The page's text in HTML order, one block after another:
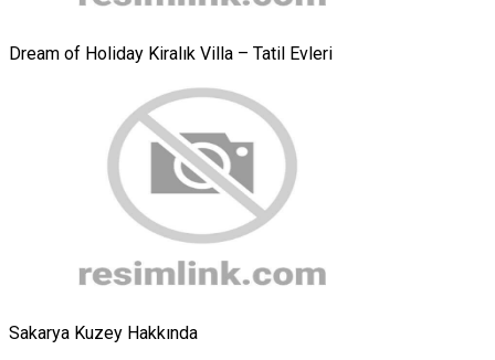
Dream of Holiday Kiralık Villa – Tatil Evleri
Sakarya Kuzey Hakkında